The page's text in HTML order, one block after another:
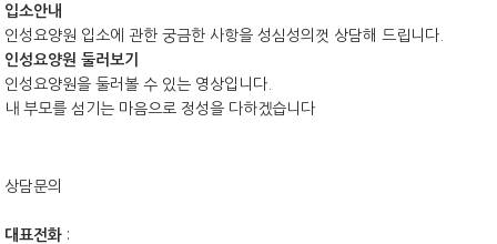
입소안내
인성요양원 입소에 관한 궁금한 사항을 성심성의껏 상담해 드립니다.
인성요양원 둘러보기
인성요양원을 둘러볼 수 있는 영상입니다.
내 부모를 섬기는 마음으로 정성을 다하겠습니다
상담문의
대표전화 :